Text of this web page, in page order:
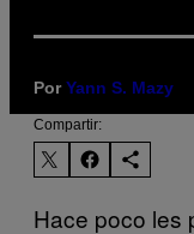
PorYann S. Mazy
Compartir:
Hace poco les